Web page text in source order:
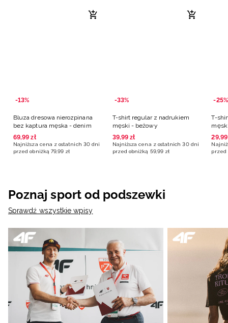
-13%
Bluza dresowa nierozpinana
bez kaptura męska - denim
69,99 zł
Najniższa cena z ostatnich 30 dni
przed obniżką 79,99 zł
-33%
T-shirt regular z nadrukiem
męski - beżowy
39,99 zł
Najniższa cena z ostatnich 30 dni
przed obniżką 59,99 zł
-25%
T-
29,99
przed
Poznaj sport od podszewki
Sprawdź wszystkie wpisy